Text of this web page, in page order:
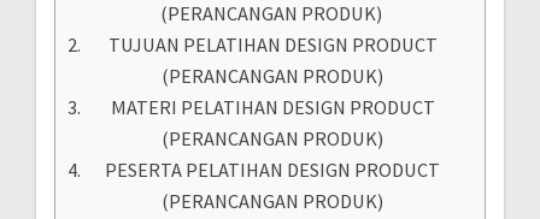
(PERANCANGAN PRODUK)
TUJUAN PELATIHAN DESIGN PRODUCT
(PERANCANGAN PRODUK)
MATERI PELATIHAN DESIGN PRODUCT
(PERANCANGAN PRODUK)
PESERTA PELATIHAN DESIGN PRODUCT
(PERANCANGAN PRODUK)